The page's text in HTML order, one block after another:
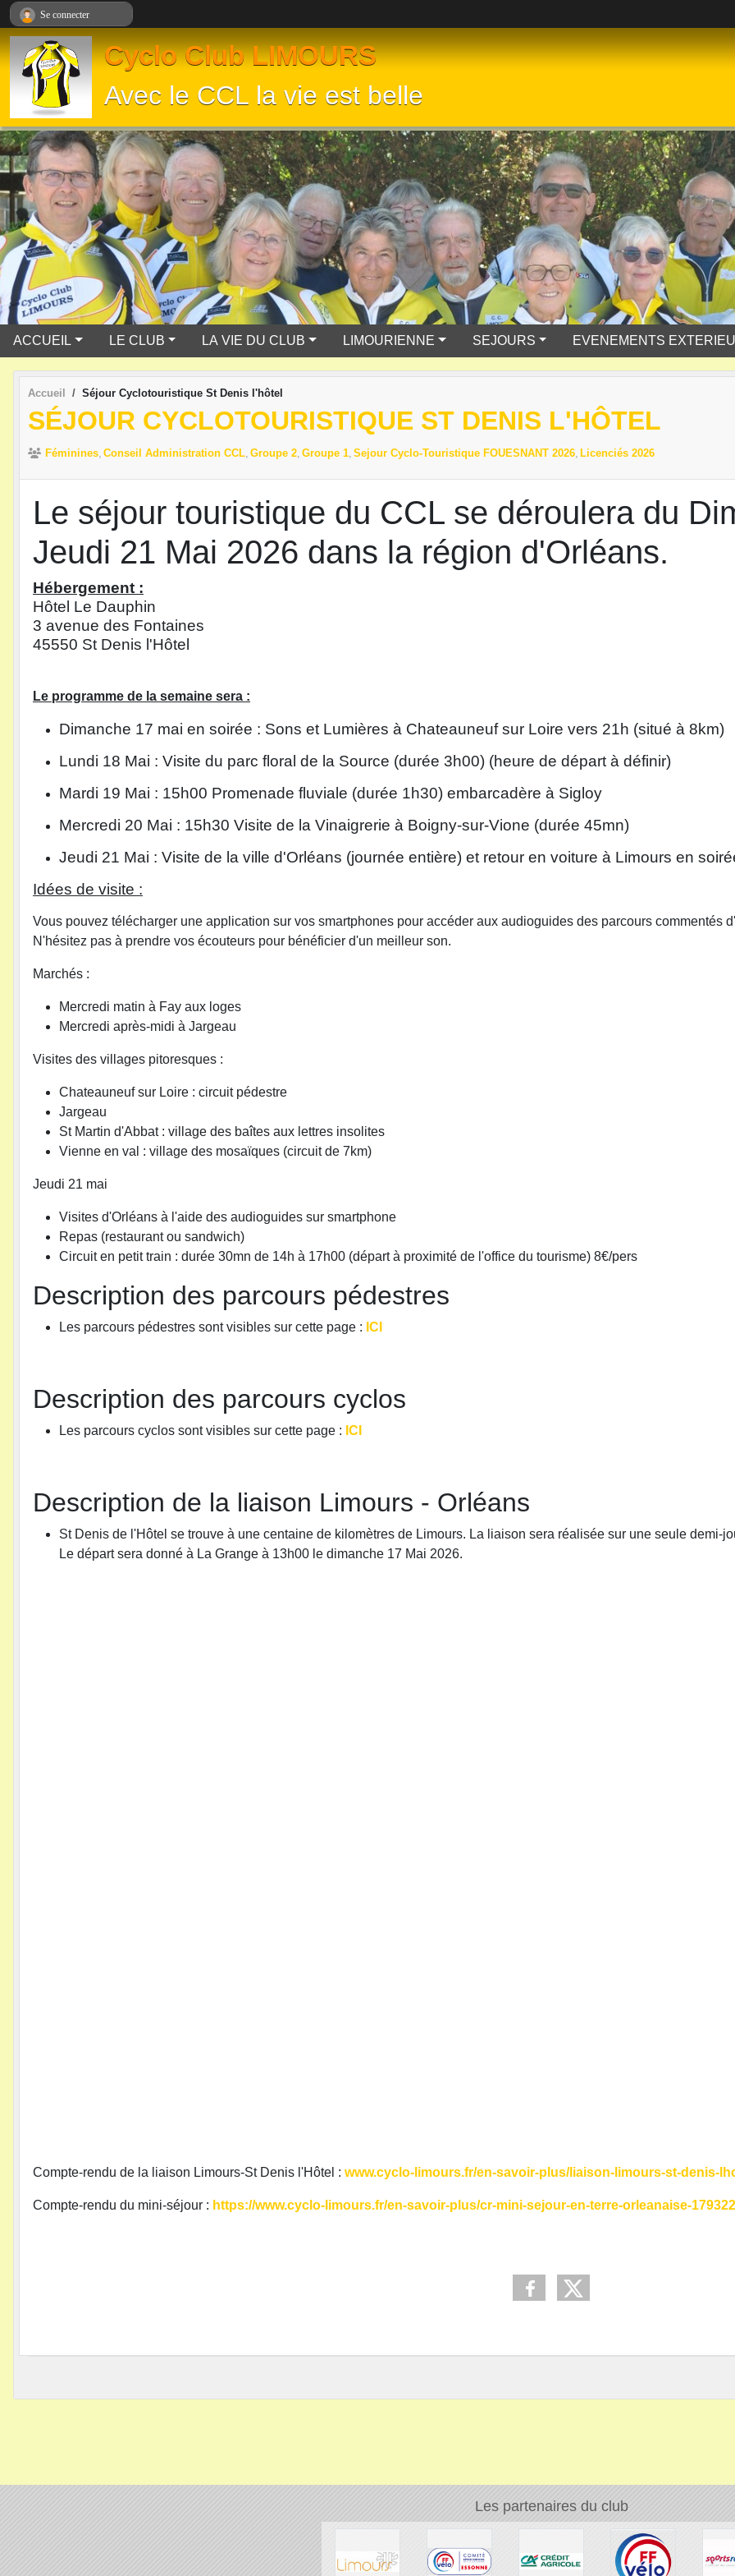
Cyclo Club LIMOURS
Avec le CCL la vie est belle
ACCUEIL LE CLUB LA VIE DU CLUB LIMOURIENNE SEJOURS EVENEMENTS
Accueil Séjour Cyclotouristique St Denis l'hôtel
SÉJOUR CYCLOTOURISTIQUE ST DENIS L'HÔTEL
Féminines Conseil Administration CCL Groupe 2 Groupe 1 Sejour Cyclo-Touristique FOUESNANT 2026 Licenciés 2026
Le séjour touristique du CCL se déroulera du
Jeudi 21 Mai 2026 dans la région d'Orléans.
Hébergement :
Hôtel Le Dauphin
3 avenue des Fontaines
45550 St Denis l'Hôtel
Le programme de la semaine sera :
Dimanche 17 mai en soirée : Sons et Lumières à Chateauneuf sur Loire vers 21h (situé à 8km)
Lundi 18 Mai : Visite du parc floral de la Source (durée 3h00) (heure de départ à définir)
Mardi 19 Mai : 15h00 Promenade fluviale (durée 1h30) embarcadère à Sigloy
Mercredi 20 Mai : 15h30 Visite de la Vinaigrerie à Boigny-sur-Vione (durée 45mn)
Jeudi 21 Mai : Visite de la ville d'Orléans (journée entière) et retour en voiture à Limours en
Idées de visite :
Vous pouvez télécharger une application sur vos smartphones pour accéder aux audioguides des parcours commentés
N'hésitez pas à prendre vos écouteurs pour bénéficier d'un meilleur son.
Marchés :
Mercredi matin à Fay aux loges
Mercredi après-midi à Jargeau
Visites des villages pitoresques :
Chateauneuf sur Loire : circuit pédestre
Jargeau
St Martin d'Abbat : village des baîtes aux lettres insolites
Vienne en val : village des mosaïques (circuit de 7km)
Jeudi 21 mai
Visites d'Orléans à l'aide des audioguides sur smartphone
Repas (restaurant ou sandwich)
Circuit en petit train : durée 30mn de 14h à 17h00 (départ à proximité de l'office du tourisme) 8€/pers
Description des parcours pédestres
Les parcours pédestres sont visibles sur cette page : ICI
Description des parcours cyclos
Les parcours cyclos sont visibles sur cette page : ICI
Description de la liaison Limours - Orléans
St Denis de l'Hôtel se trouve à une centaine de kilomètres de Limours. La liaison sera réalisée sur une seule demi-
Le départ sera donné à La Grange à 13h00 le dimanche 17 Mai 2026.
Compte-rendu de la liaison Limours-St Denis l'Hôtel : www.cyclo-limours.fr/en-savoir-plus/liaison-limours-st-denis-
Compte-rendu du mini-séjour : https://www.cyclo-limours.fr/en-savoir-plus/cr-mini-sejour-en-terre-orleanaise-179322
Les partenaires du club
Se connecter
Panneau de gestion des cookies